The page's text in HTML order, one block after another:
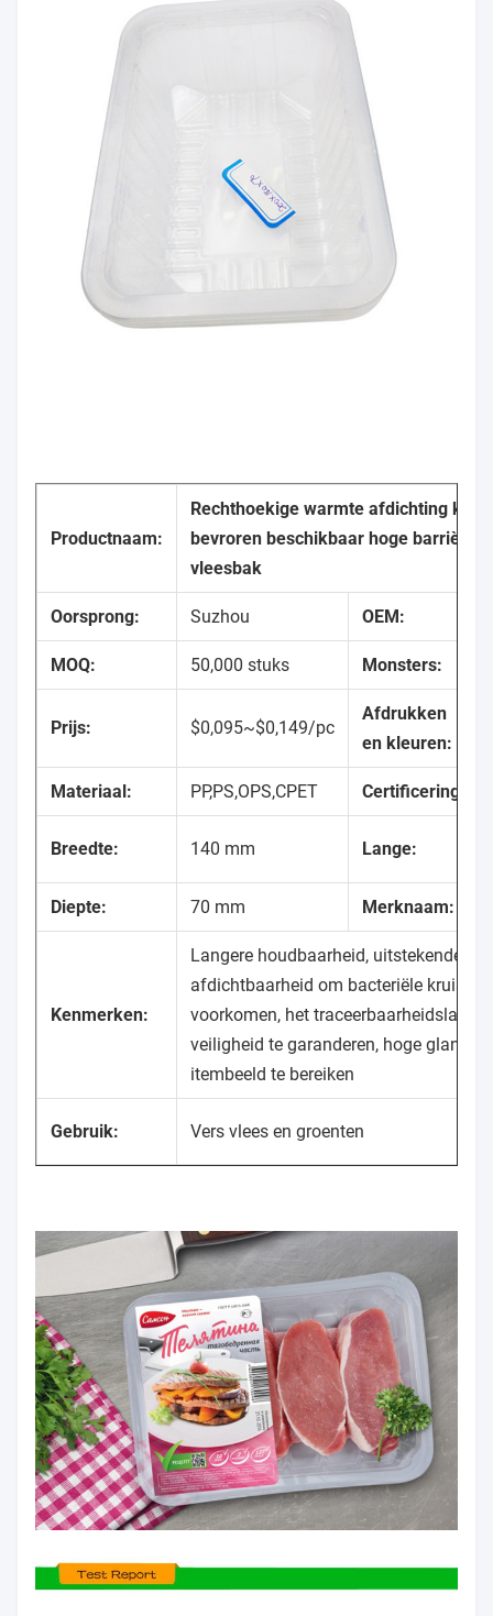
Productnaam:
Rechthoekige warmte afdichting
bevroren beschikbaar hoge barrière
vleesbak
Oorsprong: Suzhou OEM:
MOQ: 50,000 stuks Monsters:
Prijs: $0,095~$0,149/pc
Afdrukken
en kleuren:
Materiaal: PP,PS,OPS,CPET Certificering:
Breedte: 140 mm Lange:
Diepte: 70 mm Merknaam:
Kenmerken:
Langere houdbaarheid, uitstekende
afdichtbaarheid om bacteriële
voorkomen, het traceerbaarheidslabel
veiligheid te garanderen, hoge glans
itembeeld te bereiken
Gebruik: Vers vlees en groenten